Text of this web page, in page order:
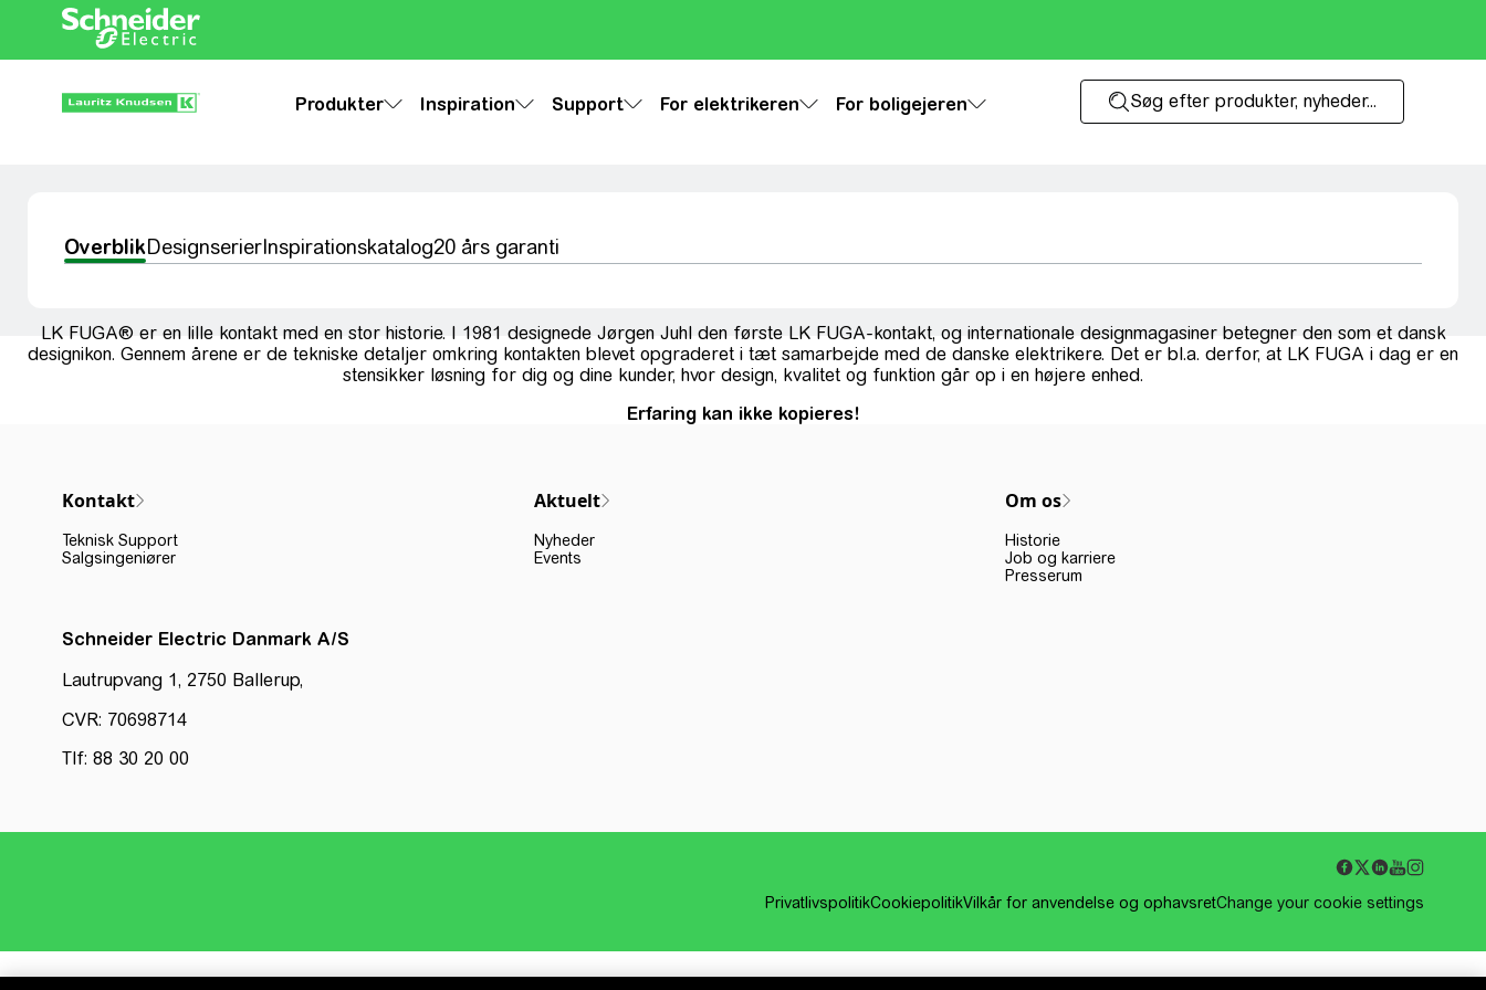
Produkter Inspiration Support For elektrikeren For boligejeren Søg efter produkter, nyheder...
OverblikDesignserierInspirationskatalog20 års garanti
LK FUGA® er en lille kontakt med en stor historie. I 1981 designede Jørgen Juhl den første LK FUGA-kontakt, og internationale designmagasiner betegner den som et dansk
designikon. Gennem årene er de tekniske detaljer omkring kontakten blevet opgraderet i tæt samarbejde med de danske elektrikere. Det er bl.a. derfor, at LK FUGA i dag er en
stensikker løsning for dig og dine kunder, hvor design, kvalitet og funktion går op i en højere enhed.
Erfaring kan ikke kopieres!
Kontakt
Teknisk Support
Salgsingeniører
Aktuelt
Nyheder
Events
Om os
Historie
Job og karriere
Presserum
Schneider Electric Danmark A/S
Lautrupvang 1, 2750 Ballerup,
CVR: 70698714
Tlf: 88 30 20 00
PrivatlivspolitikCookiepolitikVilkår for anvendelse og ophavsretChange your cookie settings